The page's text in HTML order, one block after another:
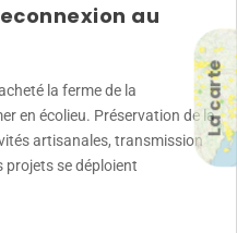
La carte
au
la ferme de la
en écolieu. Préservation de la
artisanales, transmission
projets se déploient